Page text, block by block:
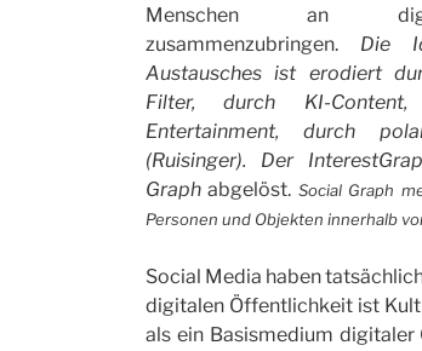
Menschen an
zusammenzubringen. Die
Austausches ist erodiert
Filter, durch KI-
Entertainment, durch
(Ruisinger). Der
Graph abgelöst. Social Graph
Personen und Objekten innerhalb
Social Media haben
digitalen Öffentlichkeit ist
als ein Basismedium digitaler